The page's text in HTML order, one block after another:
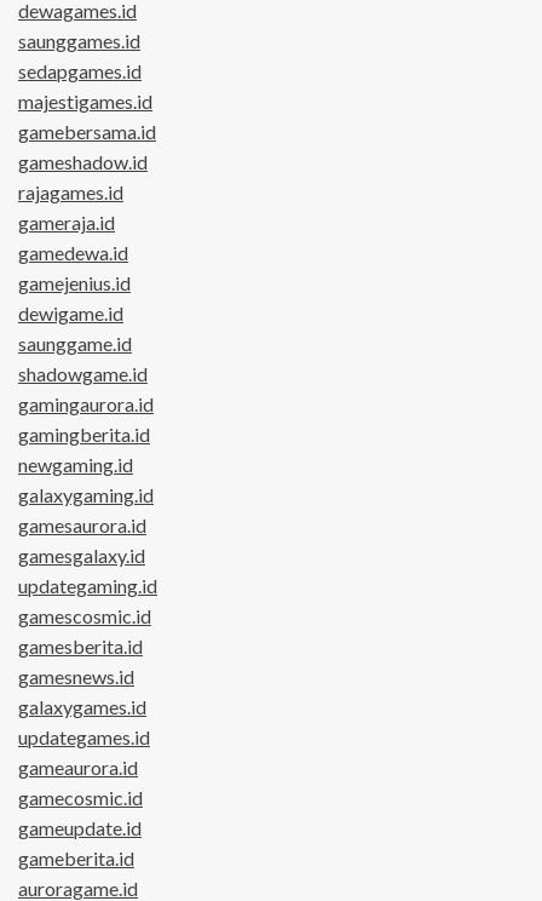
dewagames.id
saunggames.id
sedapgames.id
majestigames.id
gamebersama.id
gameshadow.id
rajagames.id
gameraja.id
gamedewa.id
gamejenius.id
dewigame.id
saunggame.id
shadowgame.id
gamingaurora.id
gamingberita.id
newgaming.id
galaxygaming.id
gamesaurora.id
gamesgalaxy.id
updategaming.id
gamescosmic.id
gamesberita.id
gamesnews.id
galaxygames.id
updategames.id
gameaurora.id
gamecosmic.id
gameupdate.id
gameberita.id
auroragame.id